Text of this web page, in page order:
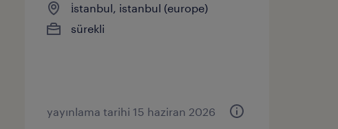
i̇stanbul, istanbul (europe)
sürekli
yayınlama tarihi 15 haziran 2026